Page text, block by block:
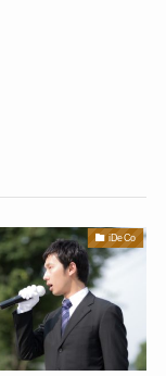
iDeCo